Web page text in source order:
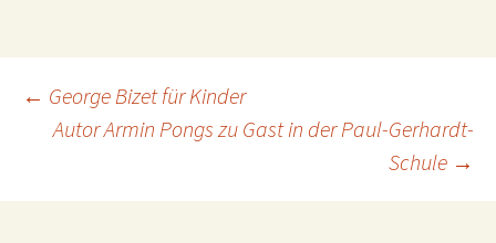
Beitragsnavigation
← George Bizet für Kinder
Autor Armin Pongs zu Gast in der Paul-Gerhardt-
Schule →